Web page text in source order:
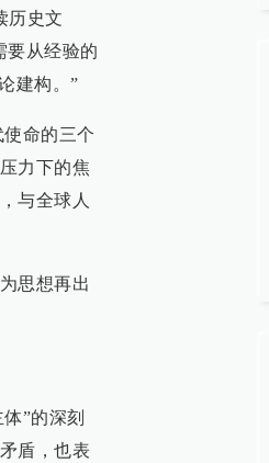
历史文
要从经验的
建构。”
命的三个
力下的焦
与全球人
思想再出
”的深刻
盾，也表